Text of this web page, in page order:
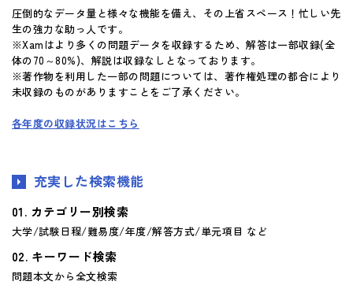
圧倒的なデータ量と様々な機能を備え、その上省スペース！忙しい先
生の強力な助っ人です。
※Xamはより多くの問題データを収録するため、解答は一部収録(全
体の70～80%)、解説は収録なしとなっております。
※著作物を利用した一部の問題については、著作権処理の都合により
未収録のものがありますことをご了承ください。
各年度の収録状況はこちら
充実した検索機能
カテゴリー別検索
大学/試験日程/難易度/年度/解答方式/単元項目 など
キーワード検索
問題本文から全文検索